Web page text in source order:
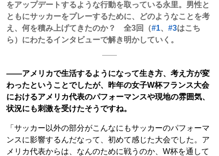
をアップデートするような行動を取っている永里。男性と
ともにサッカーをプレーするために、どのようなことを考
え、何を積み上げてきたのか？ 全3回（#1、 #3はこち
ら）にわたるインタビューで解き明かしていく。
――アメリカで生活するようになって生き方、考え方が変
わったということでしたが、昨年の女子W杯フランス大会
におけるアメリカ代表のパフォーマンスや現地の雰囲気、
状況にも刺激を受けたそうですね。
「サッカー以外の部分がこんなにもサッカーのパフォーマ
ンスに影響するんだなって、初めて感じた大会でした。ア
メリカ代表からは、なんのために戦うのか、W杯を通して